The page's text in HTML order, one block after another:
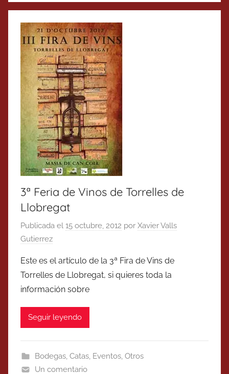
3ª Feria de Vinos de Torrelles de
Llobregat
Publicada el 15 octubre, 2012 por Xavier Valls
Gutierrez
Este es el artículo de la 3ª Fira de Vins de
Torrelles de Llobregat, si quieres toda la
información sobre
Seguir leyendo
Bodegas, Catas, Eventos, Otros
Un comentario